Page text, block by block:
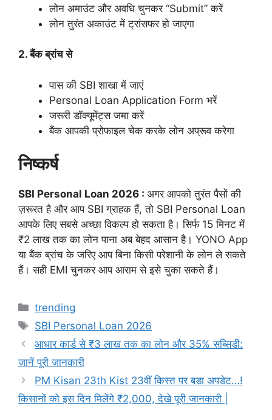
लोन अमाउंट और अवधि चुनकर “Submit” करें
लोन तुरंत अकाउंट में ट्रांसफर हो जाएगा
2. बैंक ब्रांच से
पास की SBI शाखा में जाएं
Personal Loan Application Form भरें
जरूरी डॉक्यूमेंट्स जमा करें
बैंक आपकी प्रोफाइल चेक करके लोन अप्रूव करेगा
निष्कर्ष
SBI Personal Loan 2026 : अगर आपको तुरंत पैसों की
ज़रूरत है और आप SBI ग्राहक हैं, तो SBI Personal Loan
आपके लिए सबसे अच्छा विकल्प हो सकता है। सिर्फ 15 मिनट में
₹2 लाख तक का लोन पाना अब बेहद आसान है। YONO App
या बैंक ब्रांच के जरिए आप बिना किसी परेशानी के लोन ले सकते
हैं। सही EMI चुनकर आप आराम से इसे चुका सकते हैं।
Categories
trending
Tags
SBI Personal Loan 2026
आधार कार्ड से ₹3 लाख तक का लोन और 35% सब्सिडी:
जानें पूरी जानकारी
PM Kisan 23th Kist 23वीं किस्त पर बड़ा अपडेट…!
किसानों को इस दिन मिलेंगे ₹2,000, देखे पूरी जानकारी |